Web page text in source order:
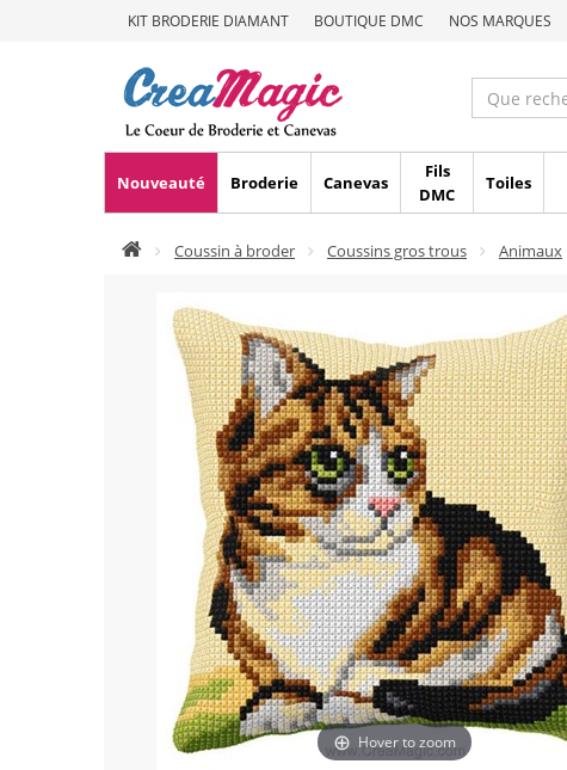
KIT BRODERIE DIAMANT BOUTIQUE DMC NOS MARQUES
Nouveauté Broderie Canevas
Fils
DMC
Toiles
Coussin à broder Coussins gros trous Animaux
Hover to zoom